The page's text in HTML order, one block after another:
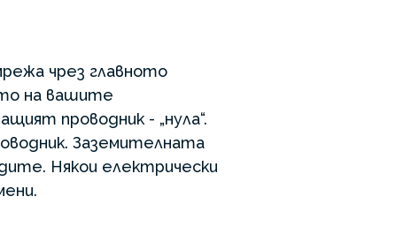
чрез главното
на вашите
проводник - „нула“.
Заземителната
Някои електрически